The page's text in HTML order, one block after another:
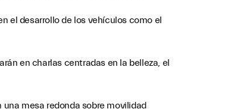
el desarrollo de los vehículos como el
en charlas centradas en la belleza, el
mesa redonda sobre movilidad